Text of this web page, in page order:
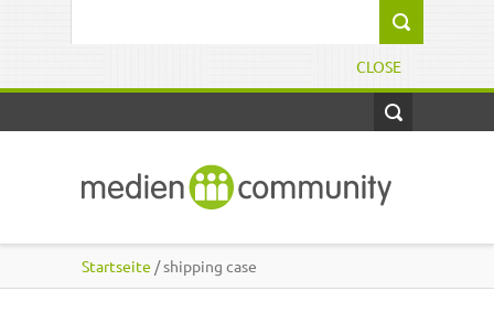
CLOSE
Startseite / shipping case